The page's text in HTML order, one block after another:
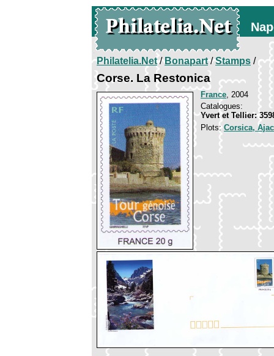
Philatelia.Net/Bonapart/Stamps /
Corse. La Restonica
France, 2004
Catalogues:
Yvert et Tellier:
Plots:Corsica,